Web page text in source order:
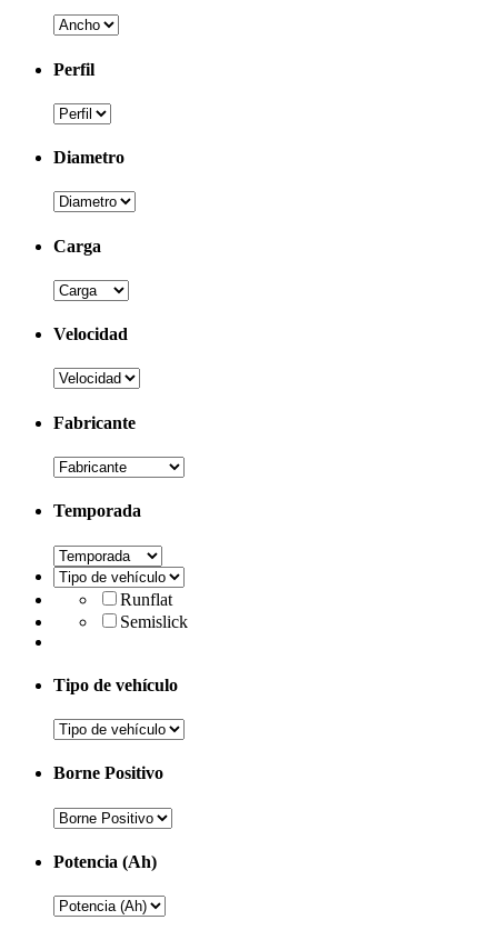
Perfil
Diametro
Carga
Velocidad
Fabricante
Temporada
Runflat
Semislick
Tipo de vehículo
Borne Positivo
Potencia (Ah)